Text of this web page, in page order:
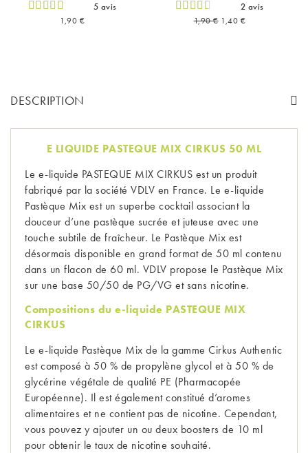
5 avis
Prix
1,90 €
2 avis
Prix de base
1,90 € Prix
1,40 €
DESCRIPTION
E LIQUIDE PASTEQUE MIX CIRKUS 50 ML
Le e-liquide PASTEQUE MIX CIRKUS est un produit
fabriqué par la société VDLV en France. Le e-liquide
Pastèque Mix est un superbe cocktail associant la
douceur d’une pastèque sucrée et juteuse avec une
touche subtile de fraîcheur. Le Pastèque Mix est
désormais disponible en grand format de 50 ml contenu
dans un flacon de 60 ml. VDLV propose le Pastèque Mix
sur une base 50/50 de PG/VG et sans nicotine.
Compositions du e-liquide PASTEQUE MIX
CIRKUS
Le e-liquide Pastèque Mix de la gamme Cirkus Authentic
est composé à 50 % de propylène glycol et à 50 % de
glycérine végétale de qualité PE (Pharmacopée
Européenne). Il est également constitué d’aromes
alimentaires et ne contient pas de nicotine. Cependant,
vous pouvez y ajouter un ou deux boosters de 10 ml
pour obtenir le taux de nicotine souhaité.